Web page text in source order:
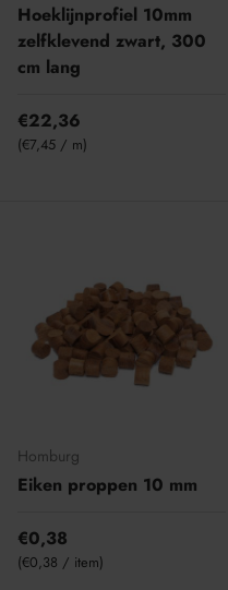
Hoeklijnprofiel 10mm
zelfklevend zwart, 300
cm lang
€22,36
Eenheid prijs
€7,45 / m
Homburg
Eiken proppen 10 mm
€0,38
Eenheid prijs
€0,38 / item